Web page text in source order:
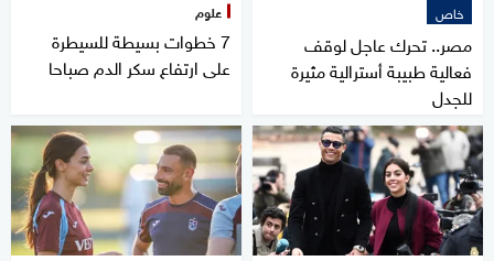
خاص
مصر.. تحرك عاجل لوقف
فعالية طبيبة أسترالية مثيرة
للجدل
علوم
7 خطوات بسيطة للسيطرة
على ارتفاع سكر الدم صباحا